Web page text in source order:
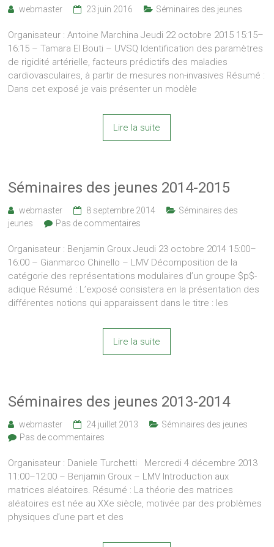
webmaster 23 juin 2016 Séminaires des jeunes
Organisateur : Antoine Marchina Jeudi 22 octobre 2015 15:15–
16:15 – Tamara El Bouti – UVSQ Identification des paramètres
de rigidité artérielle, facteurs prédictifs des maladies
cardiovasculaires, à partir de mesures non-invasives Résumé :
Dans cet exposé je vais présenter un modèle
Lire la suite
Séminaires des jeunes 2014-2015
webmaster 8 septembre 2014
Séminaires des
jeunes
Pas de commentaires
Organisateur : Benjamin Groux Jeudi 23 octobre 2014 15:00–
16:00 – Gianmarco Chinello – LMV Décomposition de la
catégorie des représentations modulaires d’un groupe $p$-
adique Résumé : L’exposé consistera en la présentation des
différentes notions qui apparaissent dans le titre : les
Lire la suite
Séminaires des jeunes 2013-2014
webmaster 24 juillet 2013
Séminaires des jeunes
Pas de commentaires
Organisateur : Daniele Turchetti Mercredi 4 décembre 2013
11:00–12:00 – Benjamin Groux – LMV Introduction aux
matrices aléatoires. Résumé : La théorie des matrices
aléatoires est née au XXe siècle, motivée par des problèmes
physiques d’une part et des